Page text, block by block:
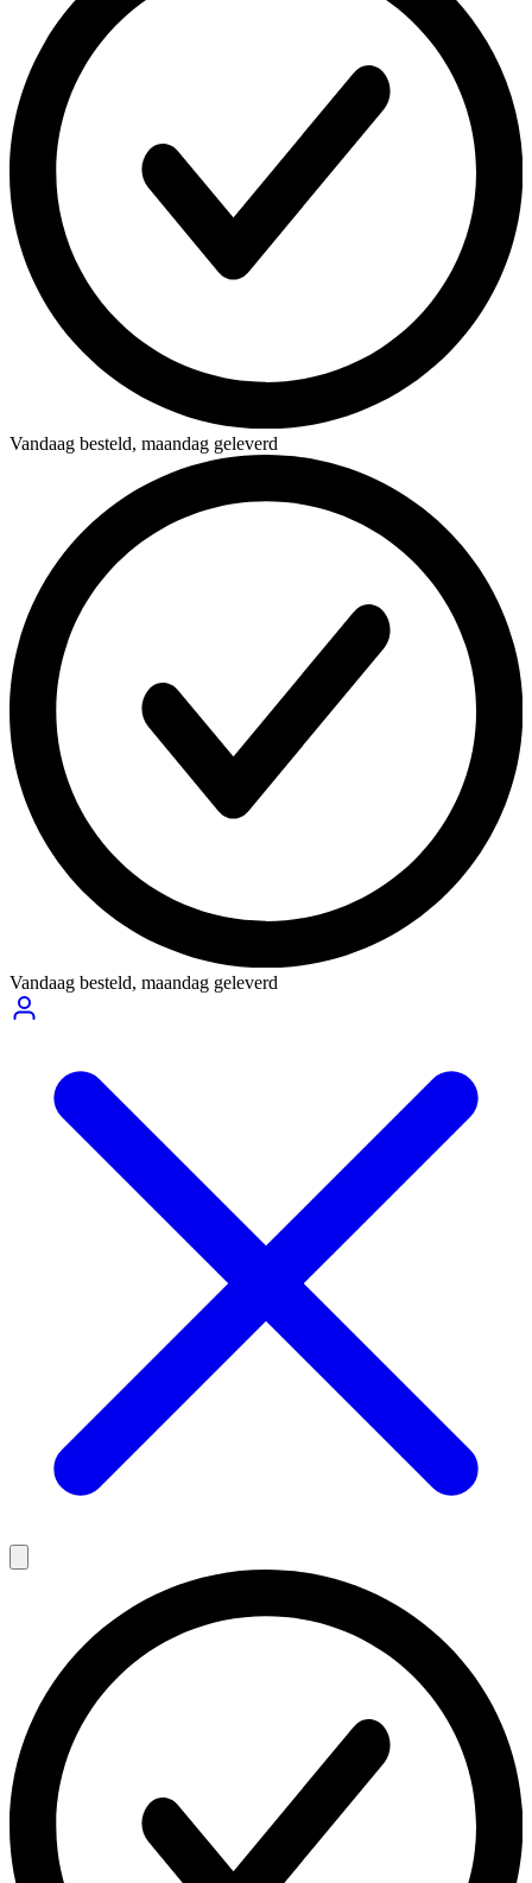
Vandaag besteld, maandag geleverd
Vandaag besteld, maandag geleverd